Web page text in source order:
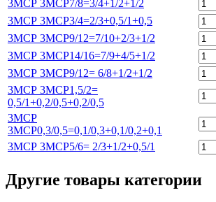
3МСР 3МСР7/8=3/4+1/2+1/2
3МСР 3МСР3/4=2/3+0,5/1+0,5
3МСР 3МСР9/12=7/10+2/3+1/2
3МСР 3МСР14/16=7/9+4/5+1/2
3МСР 3МСР9/12= 6/8+1/2+1/2
3МСР 3МСР1,5/2=
0,5/1+0,2/0,5+0,2/0,5
3МСР
3МСР0,3/0,5=0,1/0,3+0,1/0,2+0,1
3МСР 3МСР5/6= 2/3+1/2+0,5/1
Другие товары категории